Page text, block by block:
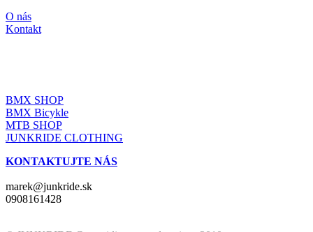
O nás
Kontakt
BMX SHOP
BMX Bicykle
MTB SHOP
JUNKRIDE CLOTHING
KONTAKTUJTE NÁS
marek@junkride.sk
0908161428